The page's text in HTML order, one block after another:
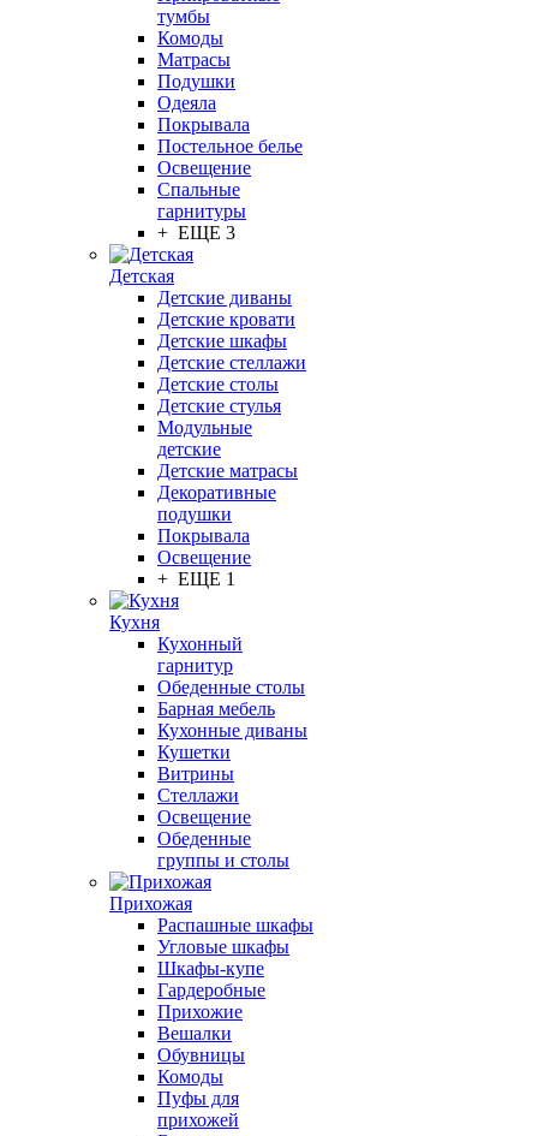
тумбы
Комоды
Матрасы
Подушки
Одеяла
Покрывала
Постельное белье
Освещение
Спальные
гарнитуры
+ ЕЩЕ 3
Детская
Детские диваны
Детские кровати
Детские шкафы
Детские стеллажи
Детские столы
Детские стулья
Модульные
детские
Детские матрасы
Декоративные
подушки
Покрывала
Освещение
+ ЕЩЕ 1
Кухня
Кухонный
гарнитур
Обеденные столы
Барная мебель
Кухонные диваны
Кушетки
Витрины
Стеллажи
Освещение
Обеденные
группы и столы
Прихожая
Распашные шкафы
Угловые шкафы
Шкафы-купе
Гардеробные
Прихожие
Вешалки
Обувницы
Комоды
Пуфы для
прихожей